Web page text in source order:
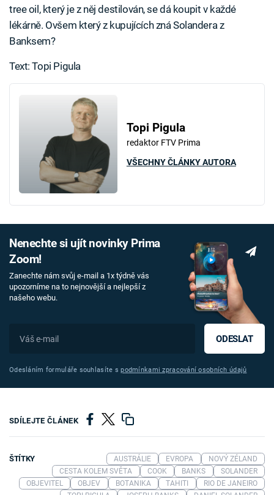
tree oil, který je z něj destilován, se dá koupit v každé
lékárně. Ovšem který z kupujících zná Solandera z
Banksem?
Text: Topi Pigula
Topi Pigula
redaktor FTV Prima
VŠECHNY ČLÁNKY AUTORA
Nenechte si ujít novinky Prima
Zoom!
Zanechte nám svůj e-mail a 1x týdně vás
upozorníme na to nejnovější a nejlepší z
našeho webu.
ODESLAT
Odesláním formuláře souhlasíte spodmínkami zpracování osobních údajů
SDÍLEJTE ČLÁNEK
ŠTÍTKY AUSTRÁLIE EVROPA
NOVÝ ZÉLAND
CESTA KOLEM SVĚTA
COOK BANKS
SOLANDER
OBJEVITEL
OBJEV BOTANIKA TAHITI
RIO DE JANEIRO